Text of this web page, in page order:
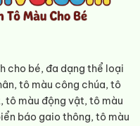
cho bé, đa dạng thể loại
tô màu công chúa, tô
tô màu động vật, tô màu
báo gaio thông, tô màu